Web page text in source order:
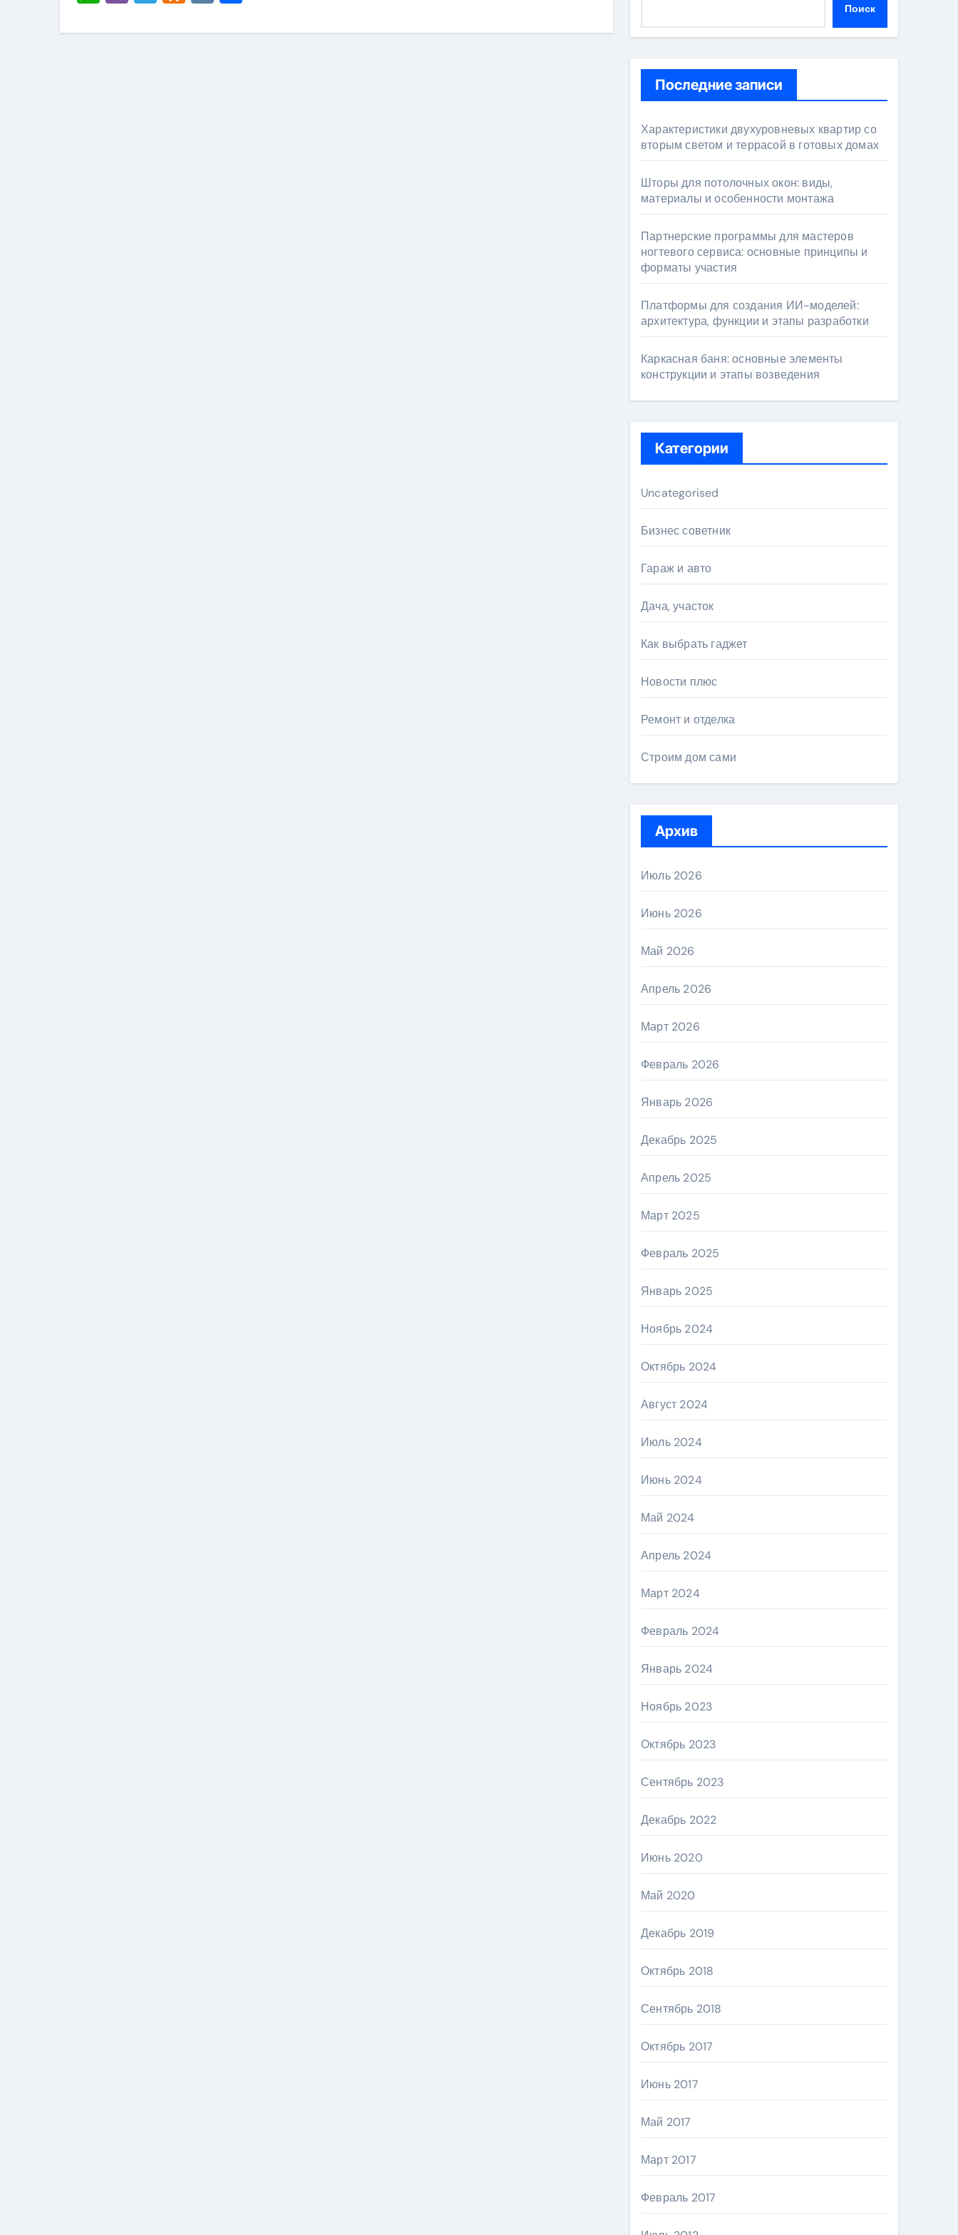
Поиск
Последние записи
Характеристики двухуровневых квартир со
вторым светом и террасой в готовых домах
Шторы для потолочных окон: виды,
материалы и особенности монтажа
Партнерские программы для мастеров
ногтевого сервиса: основные принципы и
форматы участия
Платформы для создания ИИ-моделей:
архитектура, функции и этапы разработки
Каркасная баня: основные элементы
конструкции и этапы возведения
Категории
Uncategorised
Бизнес советник
Гараж и авто
Дача, участок
Как выбрать гаджет
Новости плюс
Ремонт и отделка
Строим дом сами
Архив
Июль 2026
Июнь 2026
Май 2026
Апрель 2026
Март 2026
Февраль 2026
Январь 2026
Декабрь 2025
Апрель 2025
Март 2025
Февраль 2025
Январь 2025
Ноябрь 2024
Октябрь 2024
Август 2024
Июль 2024
Июнь 2024
Май 2024
Апрель 2024
Март 2024
Февраль 2024
Январь 2024
Ноябрь 2023
Октябрь 2023
Сентябрь 2023
Декабрь 2022
Июнь 2020
Май 2020
Декабрь 2019
Октябрь 2018
Сентябрь 2018
Октябрь 2017
Июнь 2017
Май 2017
Март 2017
Февраль 2017